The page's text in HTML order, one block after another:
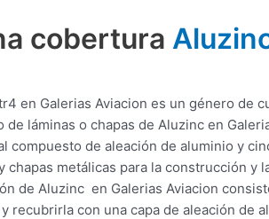
cobertura
en Galerias Aviacion es un género de
láminas o chapas de Aluzinc en
compuesto de aleación de aluminio y
chapas metálicas para la construcción y
de Aluzinc en Galerias Aviacion
recubrirla con una capa de aleación de